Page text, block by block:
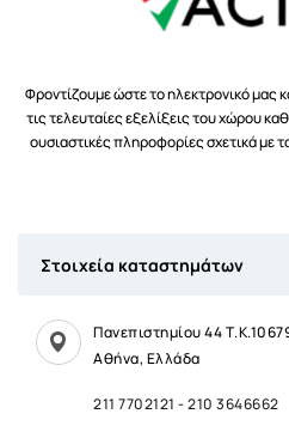
Φροντίζουμε ώστε το ηλεκτρονικό μας
τις τελευταίες εξελίξεις του χώρου
ουσιαστικές πληροφορίες σχετικά με
Στοιχεία καταστημάτων
Πανεπιστημίου 44
Αθήνα, Ελλάδα
211 7702121 -210 3646662